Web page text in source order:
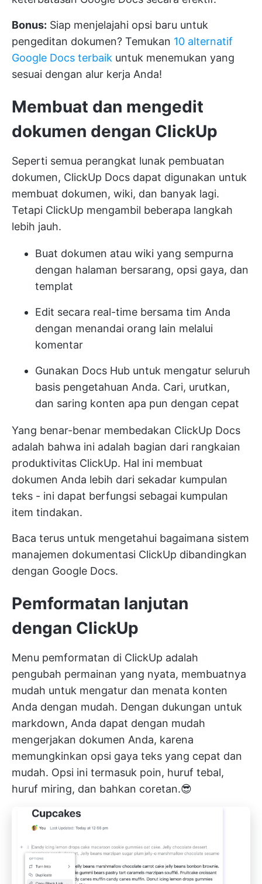
Bonus: Siap menjelajahi opsi baru untuk
pengeditan dokumen? Temukan 10 alternatif
Google Docs terbaik untuk menemukan yang
sesuai dengan alur kerja Anda!
Membuat dan mengedit
dokumen dengan ClickUp
Seperti semua perangkat lunak pembuatan
dokumen, ClickUp Docs dapat digunakan untuk
membuat dokumen, wiki, dan banyak lagi.
Tetapi ClickUp mengambil beberapa langkah
lebih jauh.
Buat dokumen atau wiki yang sempurna
dengan halaman bersarang, opsi gaya, dan
templat
Edit secara real-time bersama tim Anda
dengan menandai orang lain melalui
komentar
Gunakan Docs Hub untuk mengatur seluruh
basis pengetahuan Anda. Cari, urutkan,
dan saring konten apa pun dengan cepat
Yang benar-benar membedakan ClickUp Docs
adalah bahwa ini adalah bagian dari rangkaian
produktivitas ClickUp. Hal ini membuat
dokumen Anda lebih dari sekadar kumpulan
teks - ini dapat berfungsi sebagai kumpulan
item tindakan.
Baca terus untuk mengetahui bagaimana sistem
manajemen dokumentasi ClickUp dibandingkan
dengan Google Docs.
Pemformatan lanjutan
dengan ClickUp
Menu pemformatan di ClickUp adalah
pengubah permainan yang nyata, membuatnya
mudah untuk mengatur dan menata konten
Anda dengan mudah. Dengan dukungan untuk
markdown, Anda dapat dengan mudah
mengerjakan dokumen Anda, karena
memungkinkan opsi gaya teks yang cepat dan
mudah. Opsi ini termasuk poin, huruf tebal,
huruf miring, dan bahkan coretan.😎